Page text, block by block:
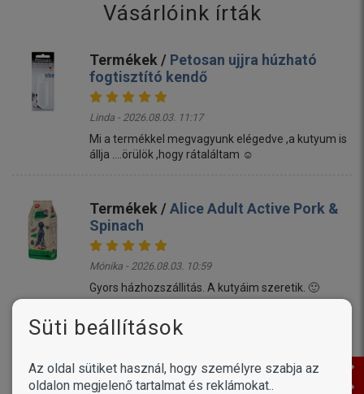
Vásárlóink írták
Termékek / Petosan ujjra húzható
fogtisztító kendő
Linda - 2026.08.03. 11:17
Mi a termékkel megvagyunk elégedve ,a kutyum is
állja ....örülök ,hogy rátaláltam ☺️
Termékek /Alice Adult Active Pork &
Spinach
Mónika - 2026.08.03. 10:59
Gyors házhozszállitás. A kutyáim szeretik. 🙂
Meat
Süti beállítások
Az oldal sütiket használ, hogy személyre szabja az
oldalon megjelenő tartalmat és reklámokat..